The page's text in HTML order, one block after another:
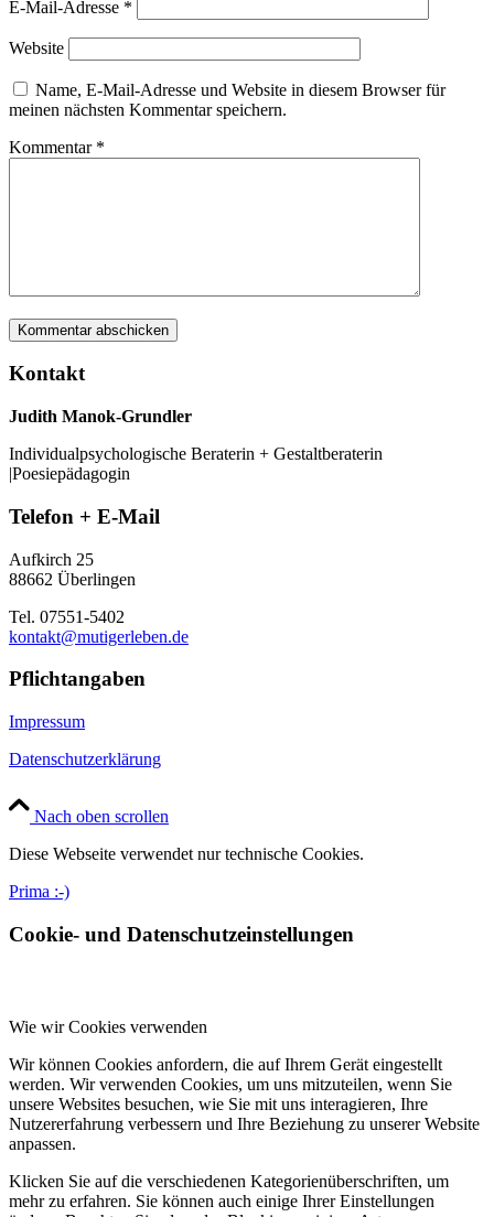
E-Mail-Adresse *
Website
Name, E-Mail-Adresse und Website in diesem Browser für
meinen nächsten Kommentar speichern.
Kommentar *
Kontakt
Judith Manok-Grundler
Individualpsychologische Beraterin + Gestaltberaterin
|Poesiepädagogin
Telefon + E-Mail
Aufkirch 25
88662 Überlingen
Tel. 07551-5402
kontakt@mutigerleben.de
Pflichtangaben
Impressum
Datenschutzerklärung
Nach oben scrollen
Diese Webseite verwendet nur technische Cookies.
Prima :-)
Cookie- und Datenschutzeinstellungen
Wie wir Cookies verwenden
Wir können Cookies anfordern, die auf Ihrem Gerät eingestellt
werden. Wir verwenden Cookies, um uns mitzuteilen, wenn Sie
unsere Websites besuchen, wie Sie mit uns interagieren, Ihre
Nutzererfahrung verbessern und Ihre Beziehung zu unserer Website
anpassen.
Klicken Sie auf die verschiedenen Kategorienüberschriften, um
mehr zu erfahren. Sie können auch einige Ihrer Einstellungen